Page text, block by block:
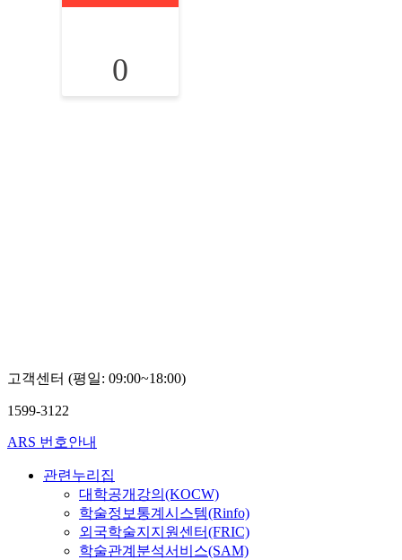
0
고객센터 (평일: 09:00~18:00)
1599-3122
ARS 번호안내
관련누리집
대학공개강의(KOCW)
학술정보통계시스템(Rinfo)
외국학술지지원센터(FRIC)
학술관계분석서비스(SAM)